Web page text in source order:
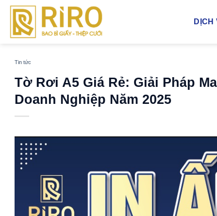
DỊCH
Tin tức
Tờ Rơi A5 Giá Rẻ: Giải Pháp
Doanh Nghiệp Năm 2025